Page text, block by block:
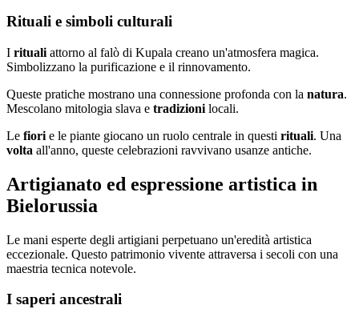
Rituali e simboli culturali
I rituali attorno al falò di Kupala creano un'atmosfera magica.
Simbolizzano la purificazione e il rinnovamento.
Queste pratiche mostrano una connessione profonda con la natura.
Mescolano mitologia slava e tradizioni locali.
Le fiori e le piante giocano un ruolo centrale in questi rituali. Una
volta all'anno, queste celebrazioni ravvivano usanze antiche.
Artigianato ed espressione artistica in
Bielorussia
Le mani esperte degli artigiani perpetuano un'eredità artistica
eccezionale. Questo patrimonio vivente attraversa i secoli con una
maestria tecnica notevole.
I saperi ancestrali